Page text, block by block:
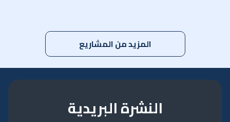
المزيد من المشاريع
النشرة البريدية